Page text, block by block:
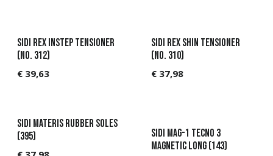
Sidi Rex Instep Tensioner
(No. 312)
€ 39,63
Sidi Rex Shin Tensioner
(No. 310)
€ 37,98
Sidi Materis Rubber Soles
(395)
Sidi MAG-1 Tecno 3
Magnetic Long (143)